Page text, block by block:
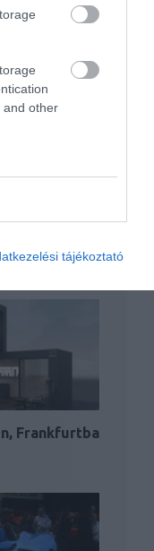
and other
tájékoztató
autója
Frankfurtba